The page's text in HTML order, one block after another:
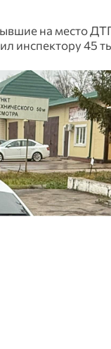
на место
инспектору 45